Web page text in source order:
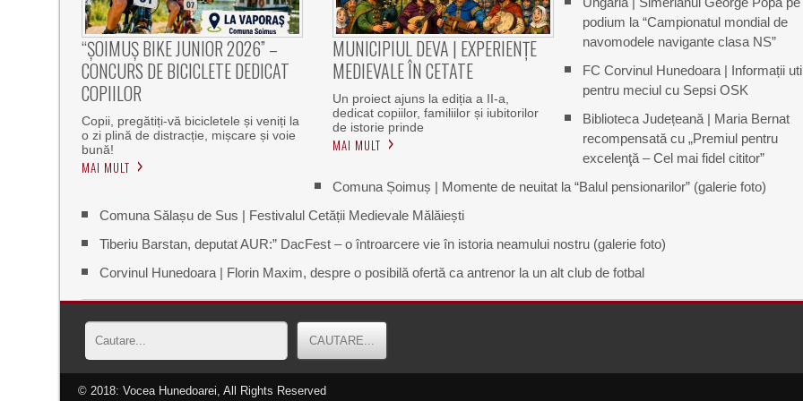
“ȘOIMUȘ BIKE JUNIOR 2026” –
CONCURS DE BICICLETE DEDICAT
COPIILOR
Copii, pregătiți-vă bicicletele și veniți la
o zi plină de distracție, mișcare și voie
bună!
MAI MULT
MUNICIPIUL DEVA | EXPERIENȚE
MEDIEVALE ÎN CETATE
Un proiect ajuns la ediția a II-a,
dedicat copiilor, familiilor și iubitorilor
de istorie prinde
MAI MULT
podium la “Campionatul mondial de
navomodele navigante clasa NS”
FC Corvinul Hunedoara | Informații
pentru meciul cu Sepsi OSK
Biblioteca Județeană | Maria Bernat
recompensată cu „Premiul pentru
excelenţă – Cel mai fidel cititor”
Comuna Șoimuș | Momente de neuitat la “Balul pensionarilor” (galerie foto)
Comuna Sălașu de Sus | Festivalul Cetății Medievale Mălăiești
Tiberiu Barstan, deputat AUR:” DacFest – o întroarcere vie în istoria neamului nostru (galerie foto)
Corvinul Hunedoara | Florin Maxim, despre o posibilă ofertă ca antrenor la un alt club de fotbal
© 2018: Vocea Hunedoarei, All Rights Reserved